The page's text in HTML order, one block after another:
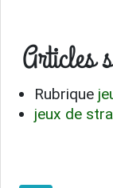
Articles
Rubrique
jeux de